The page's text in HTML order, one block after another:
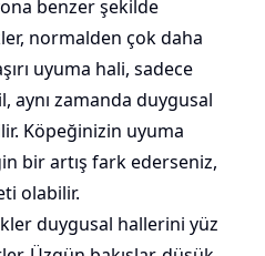
benzer şekilde
normalden çok daha
uyuma hali, sadece
aynı zamanda duygusal
Köpeğinizin uyuma
bir artış fark ederseniz,
olabilir.
duygusal hallerini yüz